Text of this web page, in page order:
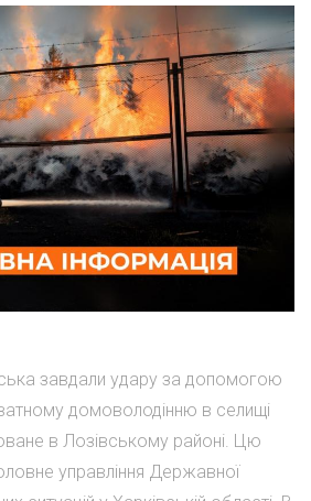
завдали удару за допомогою
домоволодінню в селищі
в Лозівському районі. Цю
управління Державної